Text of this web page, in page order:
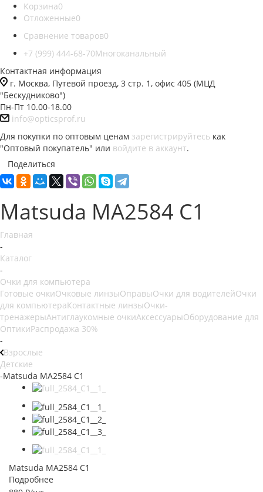
Корзина0
Отложенные0
Сравнение товаров0
+7 (999) 444-68-70Многоканальный
Контактная информация
г. Москва, Путевой проезд, 3 стр. 1, офис 405 (МЦД
"Бескудниково")
Пн-Пт 10.00-18.00
info@opticsprof.ru
Для покупки по оптовым ценам зарегистрируйтесь как
"Оптовый покупатель" или войдите в аккаунт.
Поделиться
Matsuda MA2584 C1
Главная
-
Каталог
-
Очки для компьютера
Готовые очкиОчковые линзыОправыОчки для водителейОчки
для компьютераКонтактные линзыОчки-
тренажерыАнтиглаукомные очкиАксессуарыОборудование для
ОптикиРаспродажа 30%
-
Взрослые
Детские
-Matsuda MA2584 C1
Matsuda MA2584 C1
Подробнее